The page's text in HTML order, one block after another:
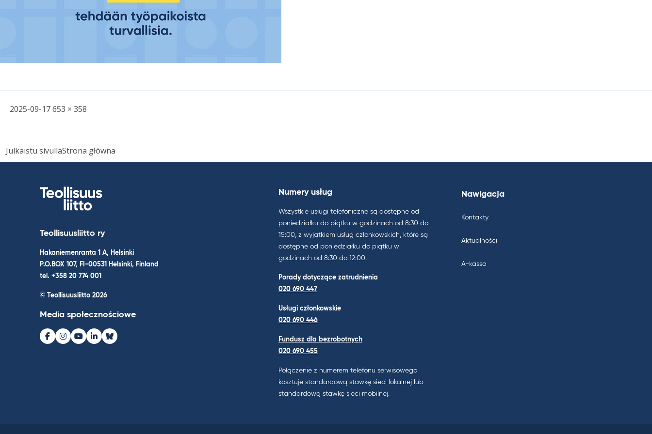
Kirjoitettu
2025-09-17Täysikokoinen
653 × 358
Nawigacja
Julkaistu sivullaStrona główna
Teollisuusliitto ry
Hakaniemenranta 1 A, Helsinki
P.O.BOX 107, FI-00531 Helsinki, Finland
tel. +358 20 774 001
© Teollisuusliitto 2026
Media społecznościowe
Facebook
Instagram
Youtube
LinkedInBluesky
Numery usług
Wszystkie usługi telefoniczne są dostępne od
poniedziałku do piątku w godzinach od 8:30 do
15:00, z wyjątkiem usług członkowskich, które są
dostępne od poniedziałku do piątku w
godzinach od 8:30 do 12:00.
Porady dotyczące zatrudnienia
020 690 447
Usługi członkowskie
020 690 446
Fundusz dla bezrobotnych
020 690 455
Połączenie z numerem telefonu serwisowego
kosztuje standardową stawkę sieci lokalnej lub
standardową stawkę sieci mobilnej.
Nawigacja
Kontakty
Aktualności
A-kassa